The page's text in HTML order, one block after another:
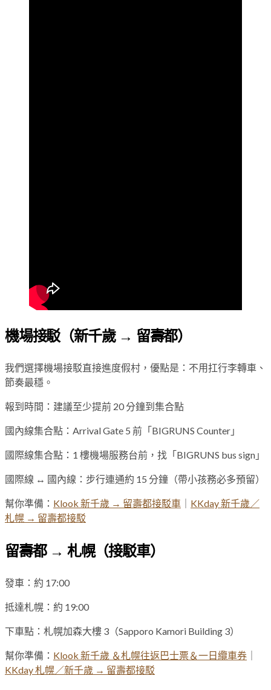
機場接駁（新千歲 → 留壽都）
我們選擇機場接駁直接進度假村，優點是：不用扛行李轉車、
節奏最穩。
報到時間：建議至少提前 20 分鐘到集合點
國內線集合點：Arrival Gate 5 前「BIGRUNS Counter」
國際線集合點：1 樓機場服務台前，找「BIGRUNS bus sign」
國際線 ↔ 國內線：步行連通約 15 分鐘（帶小孩務必多預留）
幫你準備： Klook 新千歲 → 留壽都接駁車
KKday 新千歲／
札幌 → 留壽都接駁
留壽都 → 札幌（接駁車）
發車：約 17:00
抵達札幌：約 19:00
下車點：札幌加森大樓 3（Sapporo Kamori Building 3）
幫你準備： Klook 新千歲 ＆札幌往返巴士票＆一日纜車券
KKday 札幌／新千歲 → 留壽都接駁